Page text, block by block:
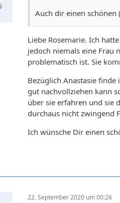
Auch dir einen schönen
Liebe Rosemarie. Ich
jedoch niemals eine Frau
problematisch ist. Sie
Bezüglich Anastasie
gut nachvollziehen kann
über sie erfahren und sie
durchaus nicht zwingend
Ich wünsche Dir einen
22. September 2020 um 00:26